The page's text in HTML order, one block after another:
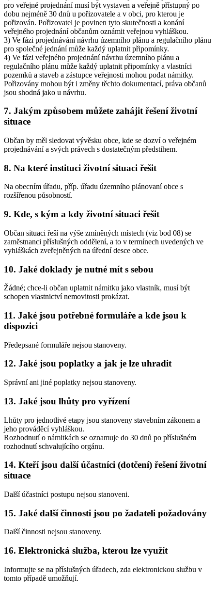
pro veřejné projednání musí být vystaven a veřejně přístupný po
dobu nejméně 30 dnů u pořizovatele a v obci, pro kterou je
pořizován. Pořizovatel je povinen tyto skutečnosti a konání
veřejného projednání občanům oznámit veřejnou vyhláškou.
3) Ve fázi projednávání návrhu územního plánu a regulačního plánu
pro společné jednání může každý uplatnit připomínky.
4) Ve fázi veřejného projednání návrhu územního plánu a
regulačního plánu může každý uplatnit připomínky a vlastníci
pozemků a staveb a zástupce veřejnosti mohou podat námitky.
Pořizovány mohou být i změny těchto dokumentací, práva občanů
jsou shodná jako u návrhu.
7. Jakým způsobem můžete zahájit řešení životní
situace
Občan by měl sledovat vývěsku obce, kde se dozví o veřejném
projednávání a svých právech s dostatečným předstihem.
8. Na které instituci životní situaci řešit
Na obecním úřadu, příp. úřadu územního plánovaní obce s
rozšířenou působností.
9. Kde, s kým a kdy životní situaci řešit
Občan situaci řeší na výše zmíněných místech (viz bod 08) se
zaměstnanci příslušných oddělení, a to v termínech uvedených ve
vyhláškách zveřejněných na úřední desce obce.
10. Jaké doklady je nutné mít s sebou
Žádné; chce-li občan uplatnit námitku jako vlastník, musí být
schopen vlastnictví nemovitosti prokázat.
11. Jaké jsou potřebné formuláře a kde jsou k
dispozici
Předepsané formuláře nejsou stanoveny.
12. Jaké jsou poplatky a jak je lze uhradit
Správní ani jiné poplatky nejsou stanoveny.
13. Jaké jsou lhůty pro vyřízení
Lhůty pro jednotlivé etapy jsou stanoveny stavebním zákonem a
jeho prováděcí vyhláškou.
Rozhodnutí o námitkách se oznamuje do 30 dnů po příslušném
rozhodnutí schvalujícího orgánu.
14. Kteří jsou další účastníci (dotčení) řešení životní
situace
Další účastníci postupu nejsou stanoveni.
15. Jaké další činnosti jsou po žadateli požadovány
Další činnosti nejsou stanoveny.
16. Elektronická služba, kterou lze využít
Informujte se na příslušných úřadech, zda elektronickou službu v
tomto případě umožňují.